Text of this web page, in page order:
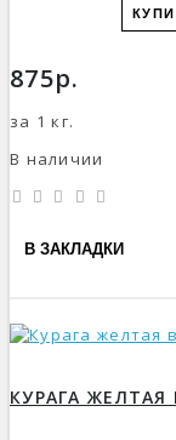
875р.
за 1 кг.
В наличии
В ЗАКЛАДКИ
КУРАГА